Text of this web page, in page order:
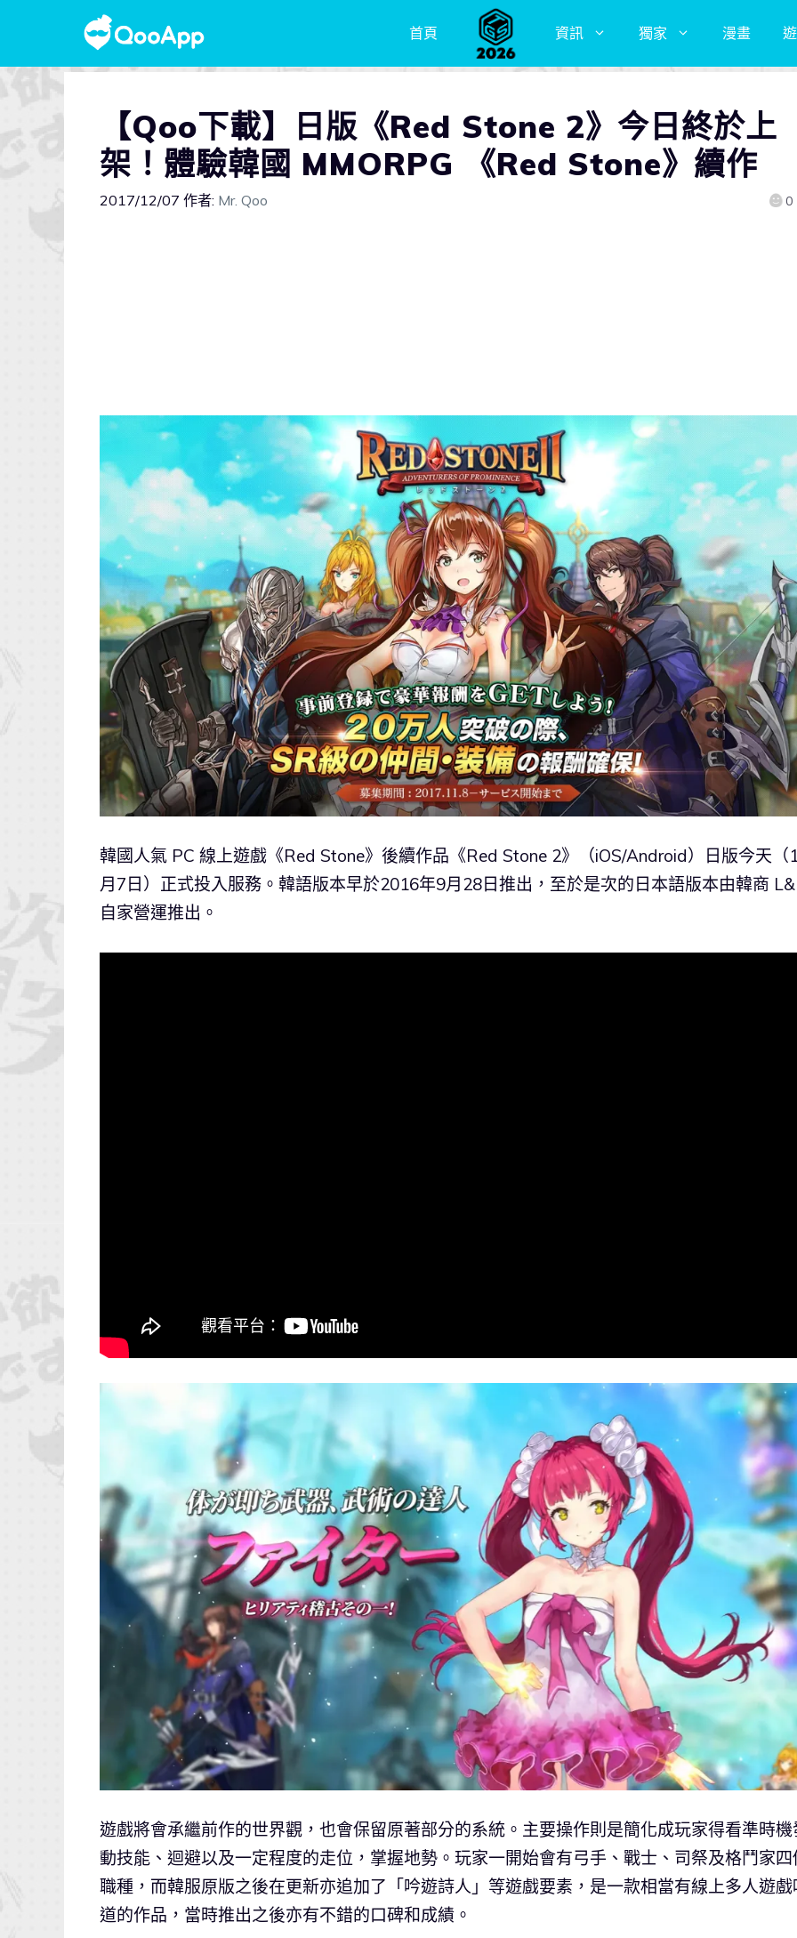
首頁 資訊 獨家 漫畫
【Qoo下載】日版《Red Stone 2》今日終於上
架！體驗韓國 MMORPG 《Red Stone》續作
2017/12/07 作者: Mr. Qoo 0
韓國人氣 PC 線上遊戲《Red Stone》後續作品《Red Stone 2》（iOS/Android）日版今天（
月7日）正式投入服務。韓語版本早於2016年9月28日推出，至於是次的日本語版本由韓商
自家營運推出。
遊戲將會承繼前作的世界觀，也會保留原著部分的系統。主要操作則是簡化成玩家得看準時機
動技能、迴避以及一定程度的走位，掌握地勢。玩家一開始會有弓手、戰士、司祭及格鬥家四
職種，而韓服原版之後在更新亦追加了「吟遊詩人」等遊戲要素，是一款相當有線上多人遊戲
道的作品，當時推出之後亦有不錯的口碑和成績。